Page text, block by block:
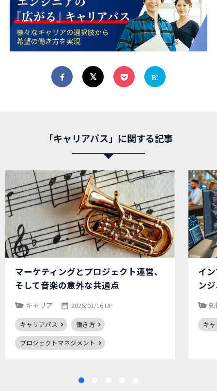
「キャリアパス」に関する記事
マーケティングとプロジェクト運営、
そして音楽の意外な共通点
キャリア 2026/01/16 UP
キャリアパス
働き方
プロジェクトマネジメント
イ
ン
キ